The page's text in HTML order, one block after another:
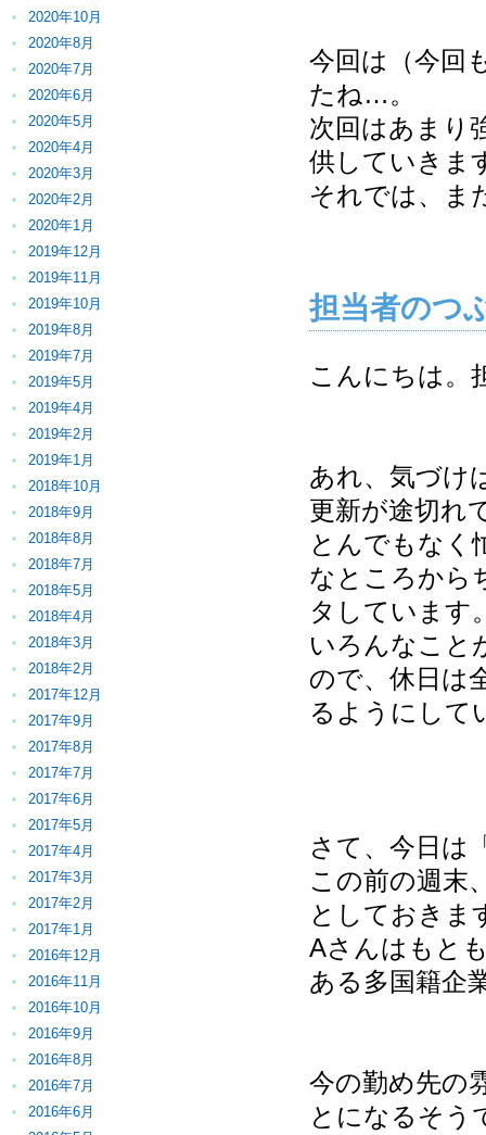
2020年10月
2020年8月
2020年7月
2020年6月
2020年5月
2020年4月
2020年3月
2020年2月
2020年1月
2019年12月
2019年11月
2019年10月
2019年8月
2019年7月
2019年5月
2019年4月
2019年2月
2019年1月
2018年10月
2018年9月
2018年8月
2018年7月
2018年5月
2018年4月
2018年3月
2018年2月
2017年12月
2017年9月
2017年8月
2017年7月
2017年6月
2017年5月
2017年4月
2017年3月
2017年2月
2017年1月
2016年12月
2016年11月
2016年10月
2016年9月
2016年8月
2016年7月
2016年6月
今回は（今回
たね…。
次回はあまり
供していきま
それでは、ま
担当者のつ
こんにちは。
あれ、気づけ
更新が途切れ
とんでもなく
なところから
タしています
いろんなこと
ので、休日は
るようにして
さて、今日は
この前の週末
としておきま
Aさんはもと
ある多国籍企
今の勤め先の
とになるそう